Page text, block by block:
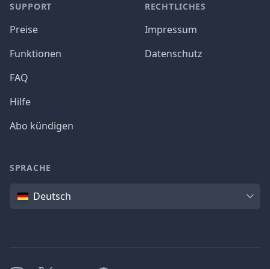
SUPPORT
Preise
Funktionen
FAQ
Hilfe
Abo kündigen
RECHTLICHES
Impressum
Datenschutz
SPRACHE
SpracheDeutsch